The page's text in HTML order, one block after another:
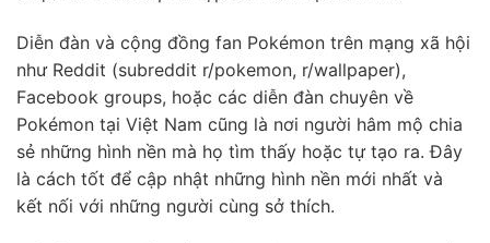
Diễn đàn và cộng đồng fan Pokémon trên mạng xã hội
như Reddit (subreddit r/pokemon, r/wallpaper),
Facebook groups, hoặc các diễn đàn chuyên về
Pokémon tại Việt Nam cũng là nơi người hâm mộ chia
sẻ những hình nền mà họ tìm thấy hoặc tự tạo ra. Đây
là cách tốt để cập nhật những hình nền mới nhất và
kết nối với những người cùng sở thích.